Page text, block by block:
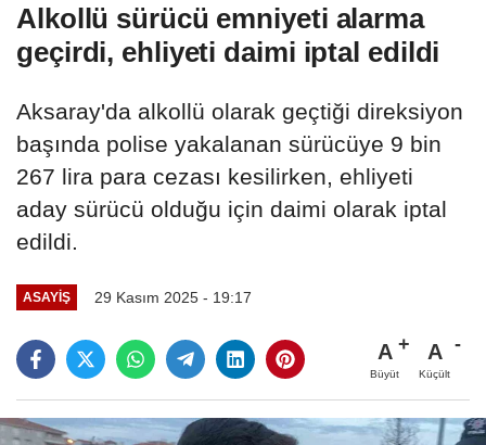
Alkollü sürücü emniyeti alarma
geçirdi, ehliyeti daimi iptal edildi
Aksaray'da alkollü olarak geçtiği direksiyon
başında polise yakalanan sürücüye 9 bin
267 lira para cezası kesilirken, ehliyeti
aday sürücü olduğu için daimi olarak iptal
edildi.
ASAYIŞ 29 Kasım 2025 - 19:17
A
Büyüt
A
Küçült